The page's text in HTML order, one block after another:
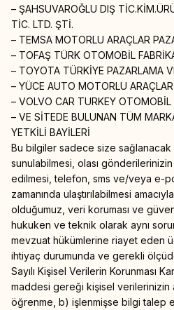
– ŞAHSUVAROĞLU DIŞ
TİC. LTD. ŞTİ.
– TEMSA MOTORLU ARAÇLAR
– TOFAŞ TÜRK OTOMOBİL
– TOYOTA TÜRKİYE PAZARLAMA
– YÜCE AUTO MOTORLU
– VOLVO CAR TURKEY OTOMOBİL
– VE SİTEDE BULUNAN TÜM
YETKİLİ BAYİLERİ
Bu bilgiler sadece size sağlanacak
sunulabilmesi, olası gönderilerinizin
edilmesi, telefon, sms ve/veya e-
zamanında ulaştırılabilmesi
olduğumuz, veri koruması ve
hukuken ve teknik olarak aynı
mevzuat hükümlerine riayet eden
ihtiyaç durumunda ve gerekli
Sayılı Kişisel Verilerin Korunması
maddesi gereği kişisel verilerinizin
öğrenme, b) işlenmişse bilgi talep